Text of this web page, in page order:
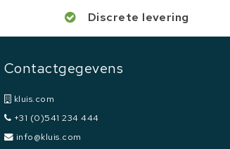
Discrete levering
Contactgegevens
kluis.com
+31 (0)541 234 444
info@kluis.com